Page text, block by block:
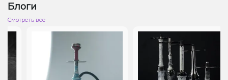
Блоги
Cмотреть все